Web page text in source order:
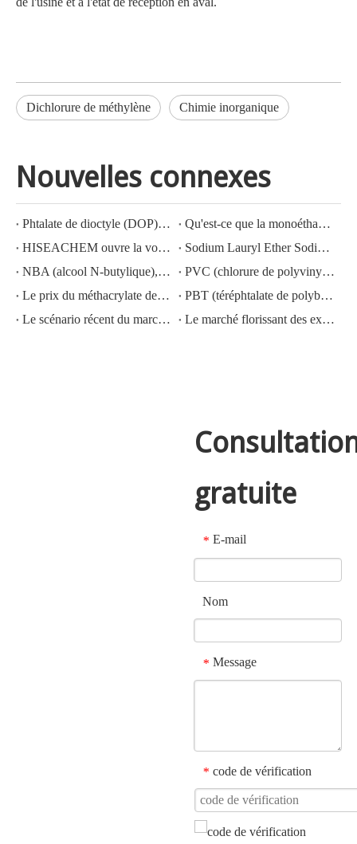
Dichlorure de méthylène Chimie inorganique
Nouvelles connexes
Phtalate de dioctyle (DOP) N° CAS : 117-81-7
Qu'est-ce que la monoéthanolamine (MEA) ?
HISEACHEM ouvre la voie : succès récent dans l'exportation d'acide acétique, d'acide oxalique, d'acide sulfurique, d'acide nitrique, de soude caustique, d'alcali liquide et de métabisulfite de sodium depuis la Chine
Sodium Lauryl Ether Sodium Lauryl Ether Sulfate(sles70%/aes 70%) CAS NO.: 68585-34-2sles70%/aes 70%) CAS NO.: 68585-34-2
NBA (alcool N-butylique), N° CAS : 71-36-3, connaissance de l'industrie
PVC (chlorure de polyvinyle) N° CAS : 9002-86-2
Le prix du méthacrylate de méthyle MMA CAS 80-62-6 diminue fortement
PBT (téréphtalate de polybutylène) CAS NO.26062-94-2
Le scénario récent du marché de l'acide sulfurique en Chine : une année en revue
Le marché florissant des exportations d'hydroxyde de potassium, d'hydroxyde de sodium et de peroxyde d'hydrogène depuis la Chine : un examen de l'année écoulée
gratuite
* E-mail
Nom
* Message
* code de vérification